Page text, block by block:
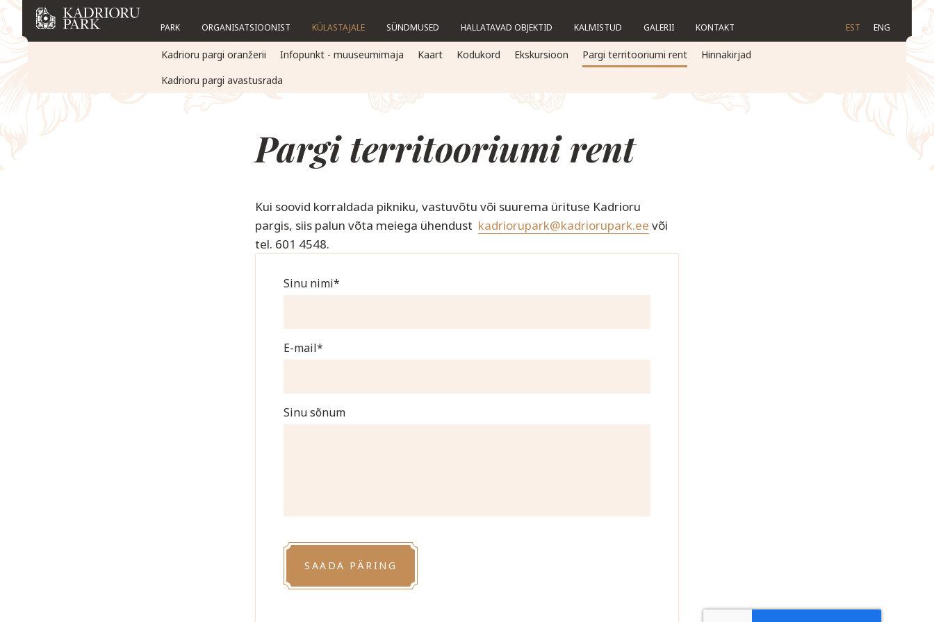
PARK ORGANISATSIOONIST KÜLASTAJALE SÜNDMUSED HALLATAVAD OBJEKTID KALMISTUD GALERII KONTAKT EST ENG
Kadrioru pargi oranžerii Infopunkt - muuseumimaja Kaart Kodukord Ekskursioon Pargi territooriumi rent
Hinnakirjad
Kadrioru pargi avastusrada
Pargi territooriumi rent
Kui soovid korraldada pikniku, vastuvõtu või suurema ürituse Kadrioru
pargis, siis palun võta meiega ühendust kadriorupark@kadriorupark.ee või
tel. 601 4548.
Sinu nimi
E-mail
Sinu sõnum